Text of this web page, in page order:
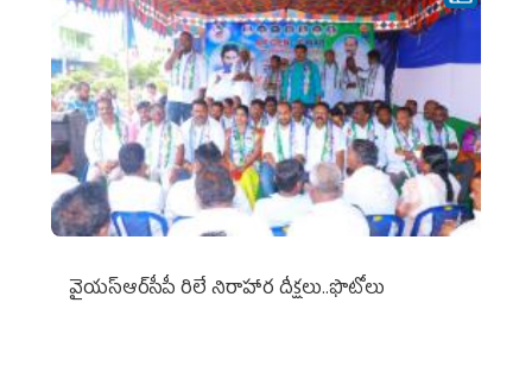
వైయ‌స్ఆర్‌సీపీ రిలే నిరాహార దీక్షలు..ఫొటోలు